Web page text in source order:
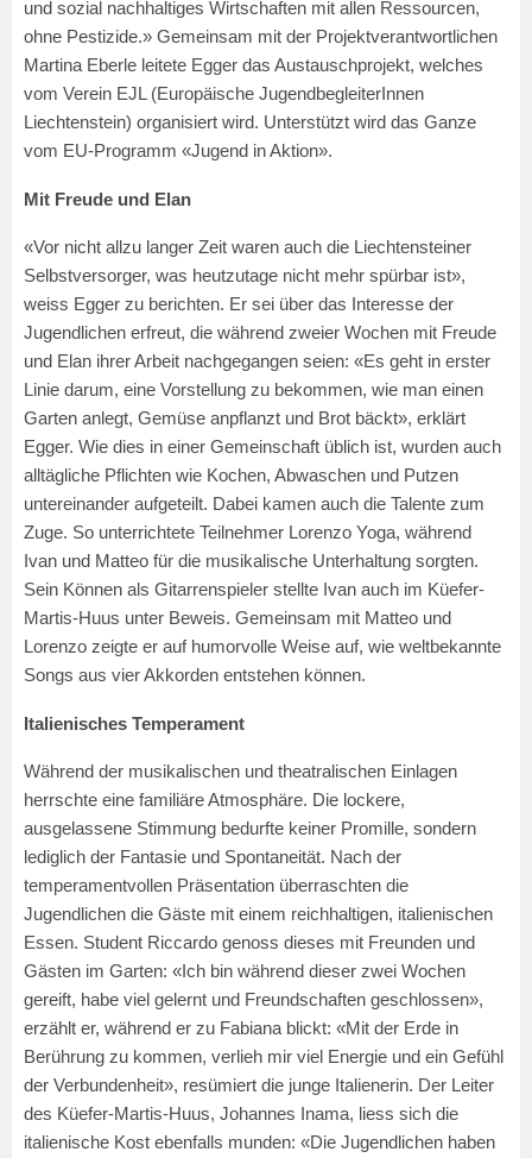
und sozial nachhaltiges Wirtschaften mit allen Ressourcen,
ohne Pestizide.» Gemeinsam mit der Projektverantwortlichen
Martina Eberle leitete Egger das Austauschprojekt, welches
vom Verein EJL (Europäische JugendbegleiterInnen
Liechtenstein) organisiert wird. Unterstützt wird das Ganze
vom EU-Programm «Jugend in Aktion».
Mit Freude und Elan
«Vor nicht allzu langer Zeit waren auch die Liechtensteiner
Selbstversorger, was heutzutage nicht mehr spürbar ist»,
weiss Egger zu berichten. Er sei über das Interesse der
Jugendlichen erfreut, die während zweier Wochen mit Freude
und Elan ihrer Arbeit nachgegangen seien: «Es geht in erster
Linie darum, eine Vorstellung zu bekommen, wie man einen
Garten anlegt, Gemüse anpflanzt und Brot bäckt», erklärt
Egger. Wie dies in einer Gemeinschaft üblich ist, wurden auch
alltägliche Pflichten wie Kochen, Abwaschen und Putzen
untereinander aufgeteilt. Dabei kamen auch die Talente zum
Zuge. So unterrichtete Teilnehmer Lorenzo Yoga, während
Ivan und Matteo für die musikalische Unterhaltung sorgten.
Sein Können als Gitarrenspieler stellte Ivan auch im Küefer-
Martis-Huus unter Beweis. Gemeinsam mit Matteo und
Lorenzo zeigte er auf humorvolle Weise auf, wie weltbekannte
Songs aus vier Akkorden entstehen können.
Italienisches Temperament
Während der musikalischen und theatralischen Einlagen
herrschte eine familiäre Atmosphäre. Die lockere,
ausgelassene Stimmung bedurfte keiner Promille, sondern
lediglich der Fantasie und Spontaneität. Nach der
temperamentvollen Präsentation überraschten die
Jugendlichen die Gäste mit einem reichhaltigen, italienischen
Essen. Student Riccardo genoss dieses mit Freunden und
Gästen im Garten: «Ich bin während dieser zwei Wochen
gereift, habe viel gelernt und Freundschaften geschlossen»,
erzählt er, während er zu Fabiana blickt: «Mit der Erde in
Berührung zu kommen, verlieh mir viel Energie und ein Gefühl
der Verbundenheit», resümiert die junge Italienerin. Der Leiter
des Küefer-Martis-Huus, Johannes Inama, liess sich die
italienische Kost ebenfalls munden: «Die Jugendlichen haben